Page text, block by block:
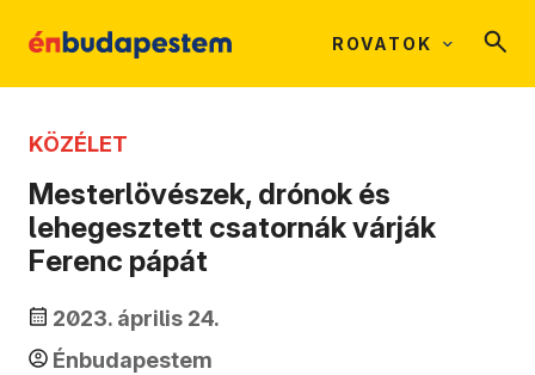
ROVATOK
KÖZÉLET
Mesterlövészek, drónok és
lehegesztett csatornák várják
Ferenc pápát
2023. április 24.
Énbudapestem